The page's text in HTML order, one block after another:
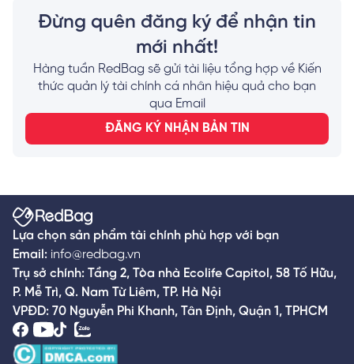
đen của VPBank nhanh nhất!
Đừng quên đăng ký để nhận tin
mới nhất!
Hàng tuần RedBag sẽ gửi tài liệu tổng hợp về Kiến
thức quản lý tài chính cá nhân hiệu quả cho bạn
qua Email
ĐĂNG KÝ NHẬN BẢN TIN
Lựa chọn sản phẩm tài chính phù hợp với bạn
Email: info@redbag.vn
Trụ sở chính: Tầng 2, Tòa nhà Ecolife Capitol, 58 Tố Hữu,
P. Mễ Trì, Q. Nam Từ Liêm, TP. Hà Nội
VPĐD: 70 Nguyễn Phi Khanh, Tân Định, Quận 1, TPHCM